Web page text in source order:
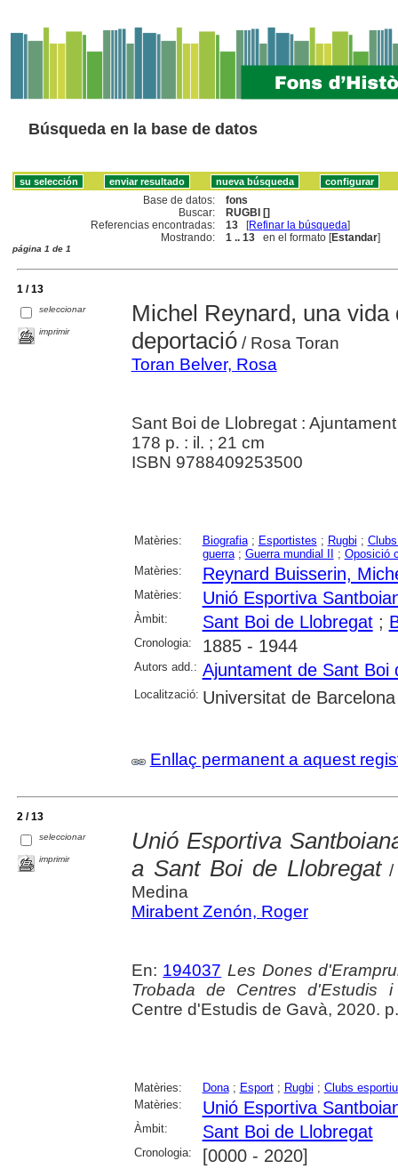
Búsqueda en la base de datos
Base de datos:
fons
Buscar:
RUGBI []
Referencias encontradas:
13 [Refinar la búsqueda]
Mostrando:
1 .. 13 en el formato [Estandar]
página 1 de 1
1 / 13
seleccionar
imprimir
Michel Reynard, una
deportació/ Rosa Toran
Toran Belver, Rosa
Sant Boi de Llobregat :
178 p. : il. ; 21 cm
ISBN 9788409253500
Matèries: Biografia; Esportistes ; Rugbi ;
guerra; Guerra mundial II ; Oposició
Matèries:
Reynard Buisserin,
Matèries: Unió Esportiva
Àmbit: Sant Boi de Llobregat;
Cronologia: 1885 - 1944
Autors add.: Ajuntament de Sant Boi
Localització: Universitat de Barcelona
Enllaç permanent a aquest
2 / 13
seleccionar
imprimir
Unió Esportiva
a Sant Boi de Llobregat/
Medina
Mirabent Zenón, Roger
En: 194037 Les Dones
Trobada de Centres d'Estudis i
Centre d'Estudis de Gavà, 2020.
Matèries: Dona; Esport; Rugbi ; Clubs
Matèries:
Unió Esportiva
Àmbit: Sant Boi de Llobregat
Cronologia: [0000 - 2020]